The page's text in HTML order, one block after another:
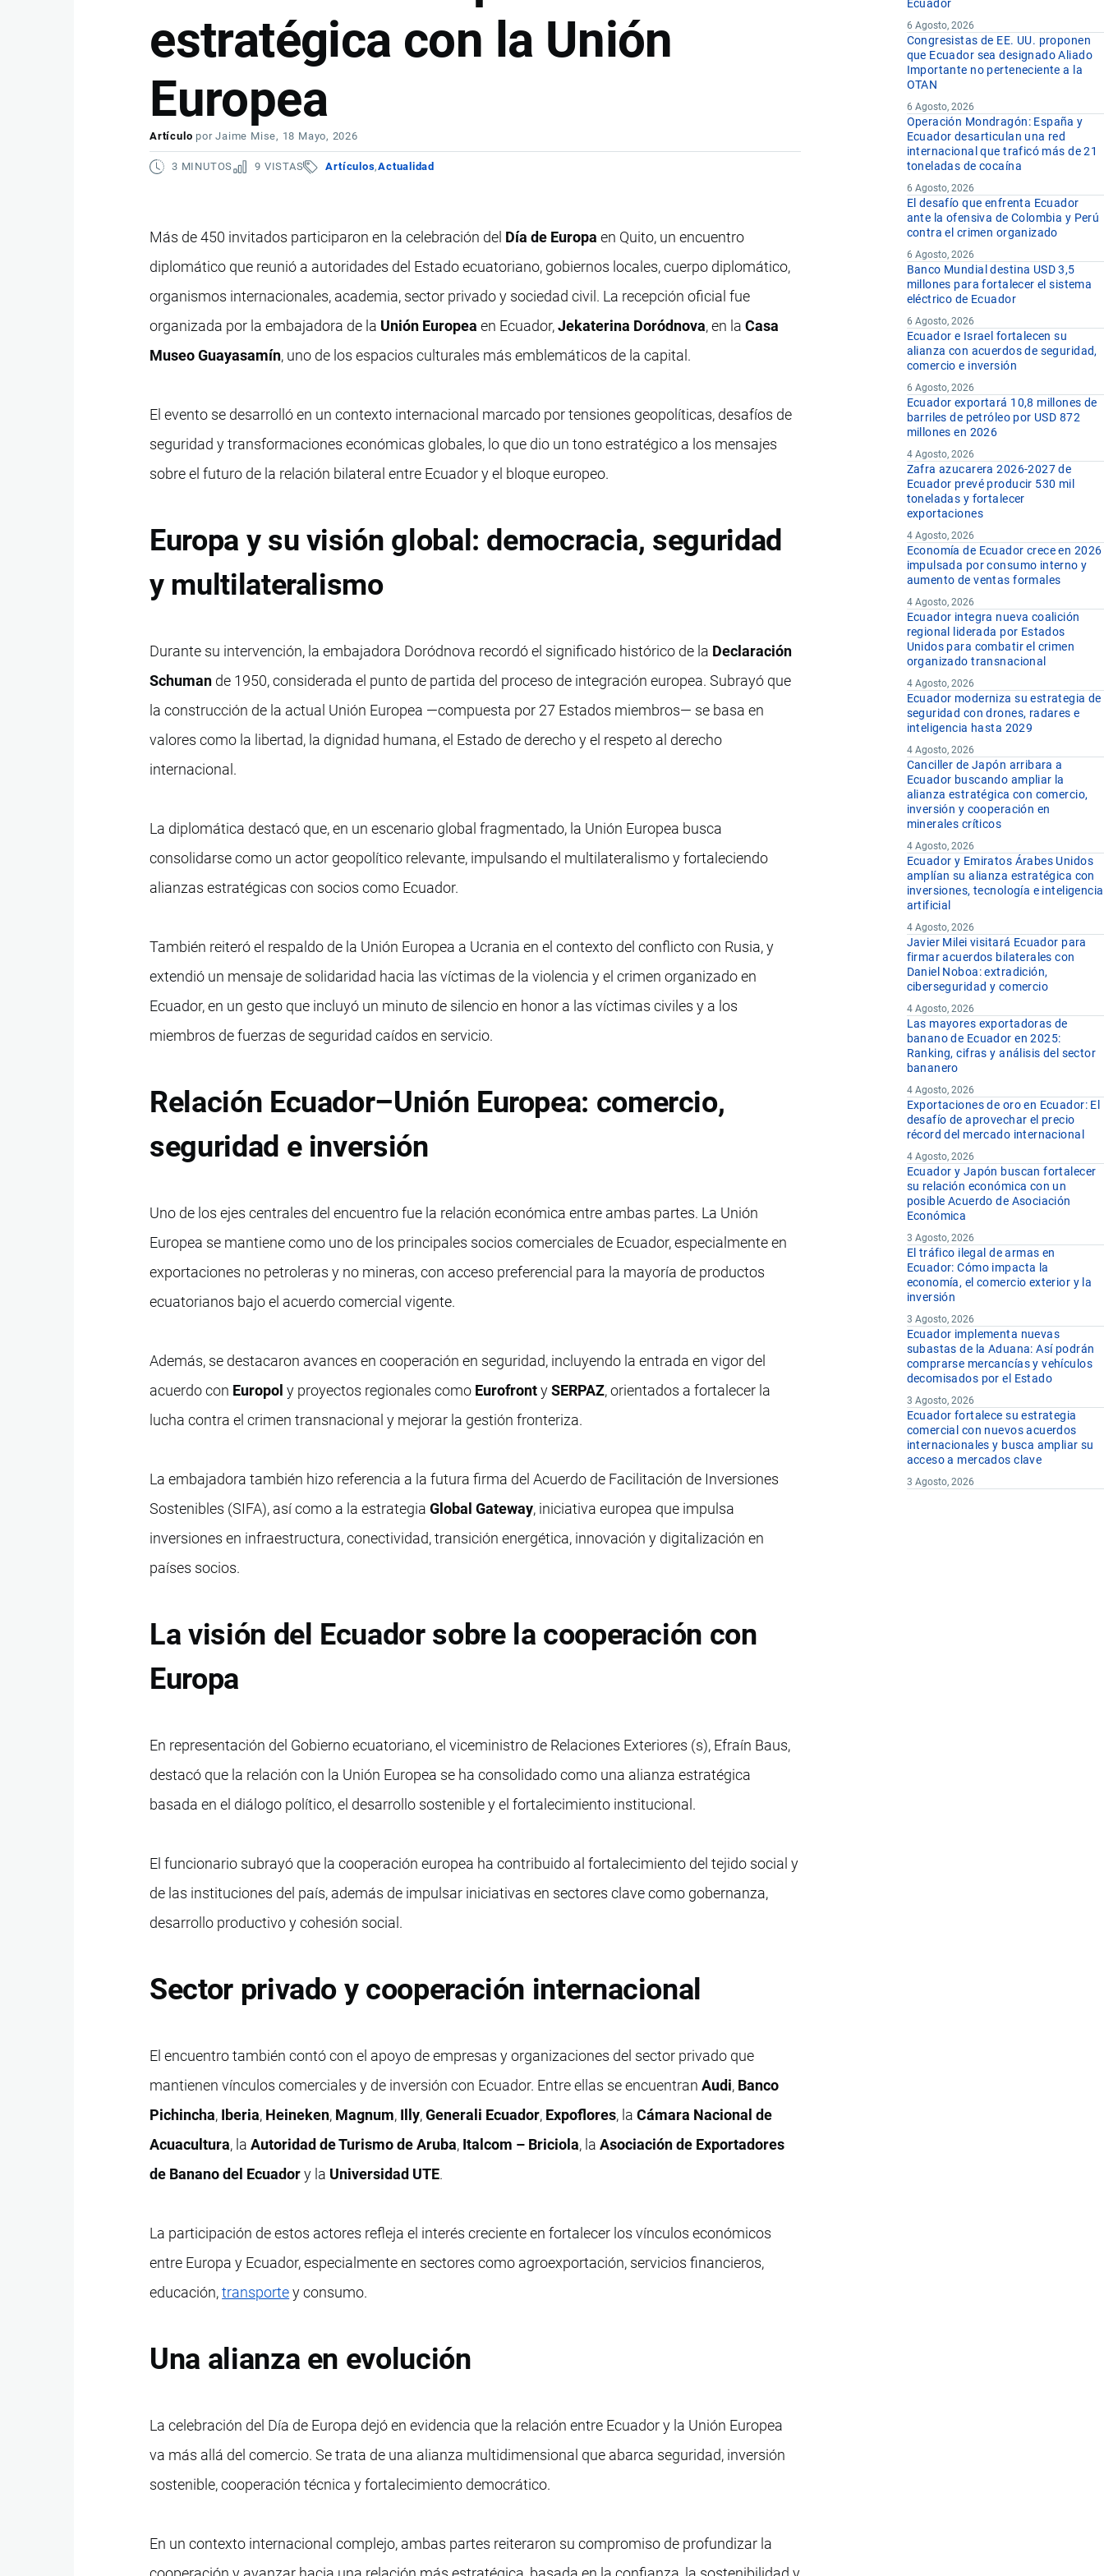
estratégica con la Unión
Europea
Artículo porJaime Mise, 18 Mayo, 2026
3 MINUTOS 9 VISTAS Artículos Actualidad
Más de 450 invitados participaron en la celebración del Día de Europa en Quito, un encuentro
diplomático que reunió a autoridades del Estado ecuatoriano, gobiernos locales, cuerpo diplomático,
organismos internacionales, academia, sector privado y sociedad civil. La recepción oficial fue
organizada por la embajadora de la Unión Europea en Ecuador,Jekaterina Doródnova, en laCasa
Museo Guayasamín, uno de los espacios culturales más emblemáticos de la capital.
El evento se desarrolló en un contexto internacional marcado por tensiones geopolíticas, desafíos de
seguridad y transformaciones económicas globales, lo que dio un tono estratégico a los mensajes
sobre el futuro de la relación bilateral entre Ecuador y el bloque europeo.
Europa y su visión global: democracia, seguridad
y multilateralismo
Durante su intervención, la embajadora Doródnova recordó el significado histórico de la Declaración
Schuman de 1950, considerada el punto de partida del proceso de integración europea. Subrayó que
la construcción de la actual Unión Europea —compuesta por 27 Estados miembros— se basa en
valores como la libertad, la dignidad humana, el Estado de derecho y el respeto al derecho
internacional.
La diplomática destacó que, en un escenario global fragmentado, la Unión Europea busca
consolidarse como un actor geopolítico relevante, impulsando el multilateralismo y fortaleciendo
alianzas estratégicas con socios como Ecuador.
También reiteró el respaldo de la Unión Europea a Ucrania en el contexto del conflicto con Rusia, y
extendió un mensaje de solidaridad hacia las víctimas de la violencia y el crimen organizado en
Ecuador, en un gesto que incluyó un minuto de silencio en honor a las víctimas civiles y a los
miembros de fuerzas de seguridad caídos en servicio.
Relación Ecuador–Unión Europea: comercio,
seguridad e inversión
Uno de los ejes centrales del encuentro fue la relación económica entre ambas partes. La Unión
Europea se mantiene como uno de los principales socios comerciales de Ecuador, especialmente en
exportaciones no petroleras y no mineras, con acceso preferencial para la mayoría de productos
ecuatorianos bajo el acuerdo comercial vigente.
Además, se destacaron avances en cooperación en seguridad, incluyendo la entrada en vigor del
acuerdo con Europol y proyectos regionales como EurofrontySERPAZ, orientados a fortalecer la
lucha contra el crimen transnacional y mejorar la gestión fronteriza.
La embajadora también hizo referencia a la futura firma del Acuerdo de Facilitación de Inversiones
Sostenibles (SIFA), así como a la estrategiaGlobal Gateway, iniciativa europea que impulsa
inversiones en infraestructura, conectividad, transición energética, innovación y digitalización en
países socios.
La visión del Ecuador sobre la cooperación con
Europa
En representación del Gobierno ecuatoriano, el viceministro de Relaciones Exteriores (s), Efraín Baus,
destacó que la relación con la Unión Europea se ha consolidado como una alianza estratégica
basada en el diálogo político, el desarrollo sostenible y el fortalecimiento institucional.
El funcionario subrayó que la cooperación europea ha contribuido al fortalecimiento del tejido social y
de las instituciones del país, además de impulsar iniciativas en sectores clave como gobernanza,
desarrollo productivo y cohesión social.
Sector privado y cooperación internacional
El encuentro también contó con el apoyo de empresas y organizaciones del sector privado que
mantienen vínculos comerciales y de inversión con Ecuador. Entre ellas se encuentranAudi, Banco
Pichincha, Iberia, Heineken, Magnum, Illy,Generali Ecuador, Expoflores, laCámara Nacional de
Acuacultura, laAutoridad de Turismo de Aruba, Italcom – Briciola, laAsociación de Exportadores
de Banano del Ecuadory la Universidad UTE.
La participación de estos actores refleja el interés creciente en fortalecer los vínculos económicos
entre Europa y Ecuador, especialmente en sectores como agroexportación, servicios financieros,
educación,transportey consumo.
Una alianza en evolución
La celebración del Día de Europa dejó en evidencia que la relación entre Ecuador y la Unión Europea
va más allá del comercio. Se trata de una alianza multidimensional que abarca seguridad, inversión
sostenible, cooperación técnica y fortalecimiento democrático.
En un contexto internacional complejo, ambas partes reiteraron su compromiso de profundizar la
Ecuador
6 Agosto, 2026
Congresistas de EE. UU. proponen
que Ecuador sea designado Aliado
Importante no perteneciente a la
OTAN
6 Agosto, 2026
Operación Mondragón: España y
Ecuador desarticulan una red
internacional que traficó más de 21
toneladas de cocaína
6 Agosto, 2026
El desafío que enfrenta Ecuador
ante la ofensiva de Colombia y Perú
contra el crimen organizado
6 Agosto, 2026
Banco Mundial destina USD 3,5
millones para fortalecer el sistema
eléctrico de Ecuador
6 Agosto, 2026
Ecuador e Israel fortalecen su
alianza con acuerdos de seguridad,
comercio e inversión
6 Agosto, 2026
Ecuador exportará 10,8 millones de
barriles de petróleo por USD 872
millones en 2026
4 Agosto, 2026
Zafra azucarera 2026-2027 de
Ecuador prevé producir 530 mil
toneladas y fortalecer
exportaciones
4 Agosto, 2026
Economía de Ecuador crece en 2026
impulsada por consumo interno y
aumento de ventas formales
4 Agosto, 2026
Ecuador integra nueva coalición
regional liderada por Estados
Unidos para combatir el crimen
organizado transnacional
4 Agosto, 2026
Ecuador moderniza su estrategia de
seguridad con drones, radares e
inteligencia hasta 2029
4 Agosto, 2026
Canciller de Japón arribara a
Ecuador buscando ampliar la
alianza estratégica con comercio,
inversión y cooperación en
minerales críticos
4 Agosto, 2026
Ecuador y Emiratos Árabes Unidos
amplían su alianza estratégica con
inversiones, tecnología e inteligencia
artificial
4 Agosto, 2026
Javier Milei visitará Ecuador para
firmar acuerdos bilaterales con
Daniel Noboa: extradición,
ciberseguridad y comercio
4 Agosto, 2026
Las mayores exportadoras de
banano de Ecuador en 2025:
Ranking, cifras y análisis del sector
bananero
4 Agosto, 2026
Exportaciones de oro en Ecuador: El
desafío de aprovechar el precio
récord del mercado internacional
4 Agosto, 2026
Ecuador y Japón buscan fortalecer
su relación económica con un
posible Acuerdo de Asociación
Económica
3 Agosto, 2026
El tráfico ilegal de armas en
Ecuador: Cómo impacta la
economía, el comercio exterior y la
inversión
3 Agosto, 2026
Ecuador implementa nuevas
subastas de la Aduana: Así podrán
comprarse mercancías y vehículos
decomisados por el Estado
3 Agosto, 2026
Ecuador fortalece su estrategia
comercial con nuevos acuerdos
internacionales y busca ampliar su
acceso a mercados clave
3 Agosto, 2026